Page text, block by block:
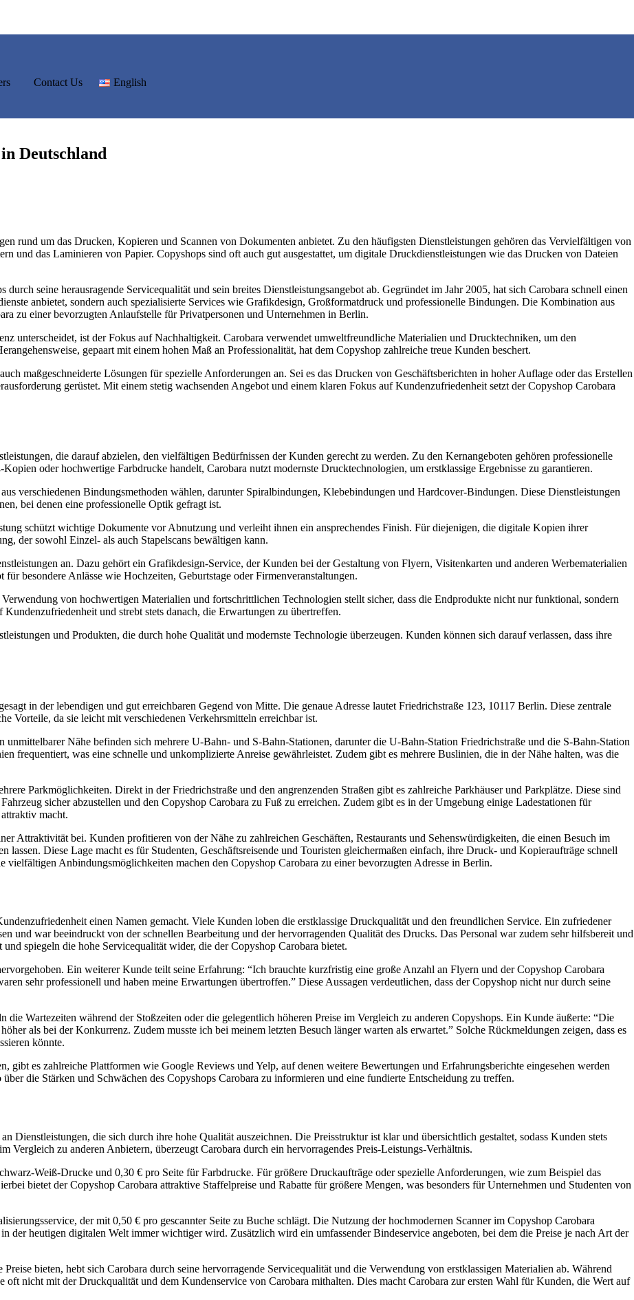
Contact Us English
Deutschland
rund um das Drucken, Kopieren und Scannen von Dokumenten anbietet. Zu den häufigsten Dienstleistungen gehören das Vervielfältigen von
und das Laminieren von Papier. Copyshops sind oft auch gut ausgestattet, um digitale Druckdienstleistungen wie das Drucken von Dateien
seine herausragende Servicequalität und sein breites Dienstleistungsangebot ab. Gegründet im Jahr 2005, hat sich Carobara schnell einen
anbietet, sondern auch spezialisierte Services wie Grafikdesign, Großformatdruck und professionelle Bindungen. Die Kombination aus
zu einer bevorzugten Anlaufstelle für Privatpersonen und Unternehmen in Berlin.
unterscheidet, ist der Fokus auf Nachhaltigkeit. Carobara verwendet umweltfreundliche Materialien und Drucktechniken, um den
gepaart mit einem hohen Maß an Professionalität, hat dem Copyshop zahlreiche treue Kunden beschert.
maßgeschneiderte Lösungen für spezielle Anforderungen an. Sei es das Drucken von Geschäftsberichten in hoher Auflage oder das Erstellen
gerüstet. Mit einem stetig wachsenden Angebot und einem klaren Fokus auf Kundenzufriedenheit setzt der Copyshop Carobara
die darauf abzielen, den vielfältigen Bedürfnissen der Kunden gerecht zu werden. Zu den Kernangeboten gehören professionelle
oder hochwertige Farbdrucke handelt, Carobara nutzt modernste Drucktechnologien, um erstklassige Ergebnisse zu garantieren.
verschiedenen Bindungsmethoden wählen, darunter Spiralbindungen, Klebebindungen und Hardcover-Bindungen. Diese Dienstleistungen
bei denen eine professionelle Optik gefragt ist.
schützt wichtige Dokumente vor Abnutzung und verleiht ihnen ein ansprechendes Finish. Für diejenigen, die digitale Kopien ihrer
der sowohl Einzel- als auch Stapelscans bewältigen kann.
an. Dazu gehört ein Grafikdesign-Service, der Kunden bei der Gestaltung von Flyern, Visitenkarten und anderen Werbematerialien
besondere Anlässe wie Hochzeiten, Geburtstage oder Firmenveranstaltungen.
von hochwertigen Materialien und fortschrittlichen Technologien stellt sicher, dass die Endprodukte nicht nur funktional, sondern
und strebt stets danach, die Erwartungen zu übertreffen.
und Produkten, die durch hohe Qualität und modernste Technologie überzeugen. Kunden können sich darauf verlassen, dass ihre
in der lebendigen und gut erreichbaren Gegend von Mitte. Die genaue Adresse lautet Friedrichstraße 123, 10117 Berlin. Diese zentrale
Vorteile, da sie leicht mit verschiedenen Verkehrsmitteln erreichbar ist.
Nähe befinden sich mehrere U-Bahn- und S-Bahn-Stationen, darunter die U-Bahn-Station Friedrichstraße und die S-Bahn-Station
frequentiert, was eine schnelle und unkomplizierte Anreise gewährleistet. Zudem gibt es mehrere Buslinien, die in der Nähe halten, was die
Parkmöglichkeiten. Direkt in der Friedrichstraße und den angrenzenden Straßen gibt es zahlreiche Parkhäuser und Parkplätze. Diese sind
sicher abzustellen und den Copyshop Carobara zu Fuß zu erreichen. Zudem gibt es in der Umgebung einige Ladestationen für
macht.
Attraktivität bei. Kunden profitieren von der Nähe zu zahlreichen Geschäften, Restaurants und Sehenswürdigkeiten, die einen Besuch im
lassen. Diese Lage macht es für Studenten, Geschäftsreisende und Touristen gleichermaßen einfach, ihre Druck- und Kopieraufträge schnell
Anbindungsmöglichkeiten machen den Copyshop Carobara zu einer bevorzugten Adresse in Berlin.
einen Namen gemacht. Viele Kunden loben die erstklassige Druckqualität und den freundlichen Service. Ein zufriedener
und war beeindruckt von der schnellen Bearbeitung und der hervorragenden Qualität des Drucks. Das Personal war zudem sehr hilfsbereit und
spiegeln die hohe Servicequalität wider, die der Copyshop Carobara bietet.
Ein weiterer Kunde teilt seine Erfahrung: “Ich brauchte kurzfristig eine große Anzahl an Flyern und der Copyshop Carobara
sehr professionell und haben meine Erwartungen übertroffen.” Diese Aussagen verdeutlichen, dass der Copyshop nicht nur durch seine
Wartezeiten während der Stoßzeiten oder die gelegentlich höheren Preise im Vergleich zu anderen Copyshops. Ein Kunde äußerte: “Die
als bei der Konkurrenz. Zudem musste ich bei meinem letzten Besuch länger warten als erwartet.” Solche Rückmeldungen zeigen, dass es
könnte.
gibt es zahlreiche Plattformen wie Google Reviews und Yelp, auf denen weitere Bewertungen und Erfahrungsberichte eingesehen werden
die Stärken und Schwächen des Copyshops Carobara zu informieren und eine fundierte Entscheidung zu treffen.
Dienstleistungen, die sich durch ihre hohe Qualität auszeichnen. Die Preisstruktur ist klar und übersichtlich gestaltet, sodass Kunden stets
Vergleich zu anderen Anbietern, überzeugt Carobara durch ein hervorragendes Preis-Leistungs-Verhältnis.
Weiß-Drucke und 0,30 € pro Seite für Farbdrucke. Für größere Druckaufträge oder spezielle Anforderungen, wie zum Beispiel das
bietet der Copyshop Carobara attraktive Staffelpreise und Rabatte für größere Mengen, was besonders für Unternehmen und Studenten von
der mit 0,50 € pro gescannter Seite zu Buche schlägt. Die Nutzung der hochmodernen Scanner im Copyshop Carobara
der heutigen digitalen Welt immer wichtiger wird. Zusätzlich wird ein umfassender Bindeservice angeboten, bei dem die Preise je nach Art der
bieten, hebt sich Carobara durch seine hervorragende Servicequalität und die Verwendung von erstklassigen Materialien ab. Während
oft nicht mit der Druckqualität und dem Kundenservice von Carobara mithalten. Dies macht Carobara zur ersten Wahl für Kunden, die Wert auf